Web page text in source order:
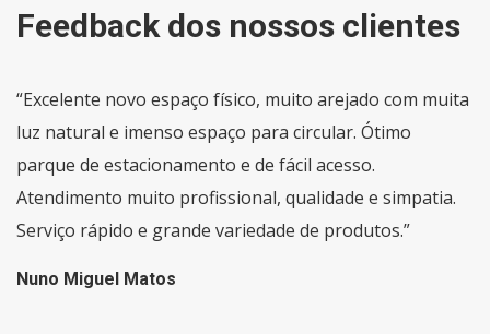
Feedback dos nossos clientes
“Excelente novo espaço físico, muito arejado com muita
luz natural e imenso espaço para circular. Ótimo
parque de estacionamento e de fácil acesso.
Atendimento muito profissional, qualidade e simpatia.
Serviço rápido e grande variedade de produtos.”
Nuno Miguel Matos